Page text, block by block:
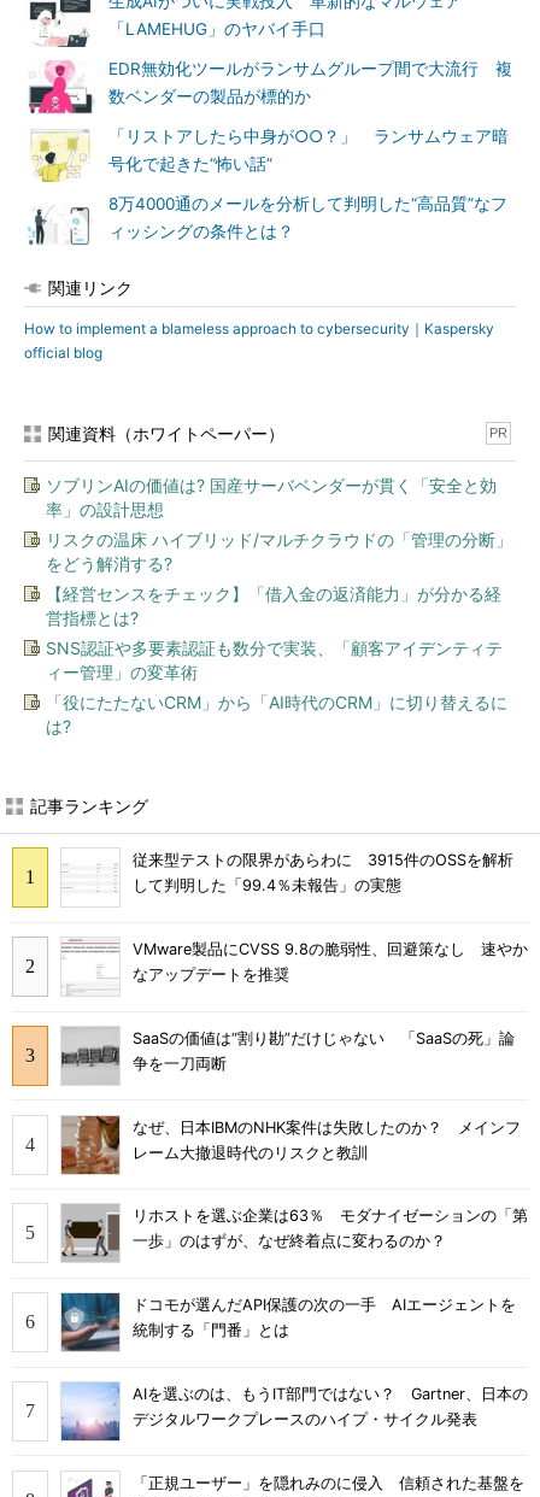
「LAMEHUG」のヤバイ手口
EDR無効化ツールがランサムグループ間で大流行 複
数ベンダーの製品が標的か
「リストアしたら中身が○○？」 ランサムウェア暗
号化で起きた“怖い話”
8万4000通のメールを分析して判明した“高品質”なフ
ィッシングの条件とは？
関連リンク
How to implement a blameless approach to cybersecurity｜Kaspersky
official blog
関連資料（ホワイトペーパー） PR
ソブリンAIの価値は? 国産サーバベンダーが貫く「安全と効
率」の設計思想
リスクの温床 ハイブリッド/マルチクラウドの「管理の分断」
をどう解消する?
【経営センスをチェック】「借入金の返済能力」が分かる経
営指標とは?
SNS認証や多要素認証も数分で実装、「顧客アイデンティテ
ィー管理」の変革術
「役にたたないCRM」から「AI時代のCRM」に切り替えるに
は?
記事ランキング
従来型テストの限界があらわに 3915件のOSSを解析
して判明した「99.4％未報告」の実態
VMware製品にCVSS 9.8の脆弱性、回避策なし 速やか
なアップデートを推奨
SaaSの価値は“割り勘”だけじゃない 「SaaSの死」論
争を一刀両断
なぜ、日本IBMのNHK案件は失敗したのか？ メインフ
レーム大撤退時代のリスクと教訓
リホストを選ぶ企業は63％ モダナイゼーションの「第
一歩」のはずが、なぜ終着点に変わるのか？
ドコモが選んだAPI保護の次の一手 AIエージェントを
統制する「門番」とは
AIを選ぶのは、もうIT部門ではない？ Gartner、日本の
デジタルワークプレースのハイプ・サイクル発表
「正規ユーザー」を隠れみのに侵入 信頼された基盤を